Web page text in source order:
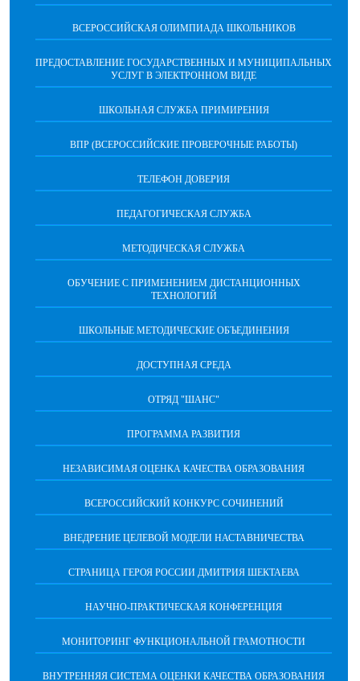
ВСЕРОССИЙСКАЯ ОЛИМПИАДА ШКОЛЬНИКОВ
ПРЕДОСТАВЛЕНИЕ ГОСУДАРСТВЕННЫХ И МУНИЦИПАЛЬНЫХ
УСЛУГ В ЭЛЕКТРОННОМ ВИДЕ
ШКОЛЬНАЯ СЛУЖБА ПРИМИРЕНИЯ
ВПР (ВСЕРОССИЙСКИЕ ПРОВЕРОЧНЫЕ РАБОТЫ)
ТЕЛЕФОН ДОВЕРИЯ
ПЕДАГОГИЧЕСКАЯ СЛУЖБА
МЕТОДИЧЕСКАЯ СЛУЖБА
ОБУЧЕНИЕ С ПРИМЕНЕНИЕМ ДИСТАНЦИОННЫХ
ТЕХНОЛОГИЙ
ШКОЛЬНЫЕ МЕТОДИЧЕСКИЕ ОБЪЕДИНЕНИЯ
ДОСТУПНАЯ СРЕДА
ОТРЯД "ШАНС"
ПРОГРАММА РАЗВИТИЯ
НЕЗАВИСИМАЯ ОЦЕНКА КАЧЕСТВА ОБРАЗОВАНИЯ
ВСЕРОССИЙСКИЙ КОНКУРС СОЧИНЕНИЙ
ВНЕДРЕНИЕ ЦЕЛЕВОЙ МОДЕЛИ НАСТАВНИЧЕСТВА
СТРАНИЦА ГЕРОЯ РОССИИ ДМИТРИЯ ШЕКТАЕВА
НАУЧНО-ПРАКТИЧЕСКАЯ КОНФЕРЕНЦИЯ
МОНИТОРИНГ ФУНКЦИОНАЛЬНОЙ ГРАМОТНОСТИ
ВНУТРЕННЯЯ СИСТЕМА ОЦЕНКИ КАЧЕСТВА ОБРАЗОВАНИЯ